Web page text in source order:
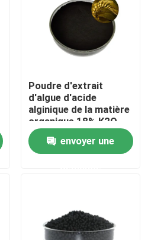
humique
aminé
Poudre d'extrait
d'algue d'acide
alginique de la matière
organique 18% K2O
18% de 50%
envoyer une